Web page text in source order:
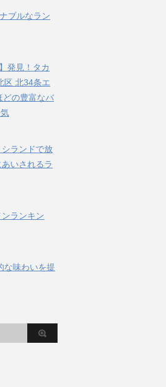
ブルなラン
発見！タカ
区 北34条エ
どの豊富なバ
シランドで放
いされるラ
ンランキン
な味わいを提